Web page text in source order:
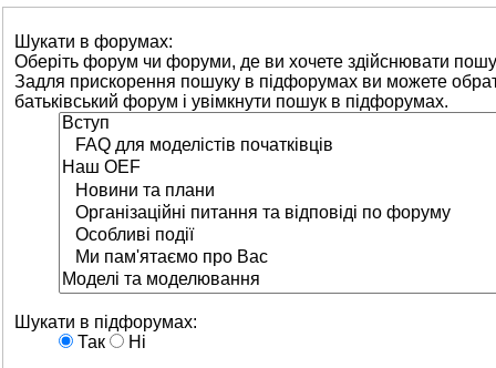
Шукати в форумах:
Оберіть форум чи форуми, де ви хочете здійснювати
Задля прискорення пошуку в підфорумах ви можете
батьківський форум і увімкнути пошук в підфорумах.
Шукати в підфорумах:
Так
Ні